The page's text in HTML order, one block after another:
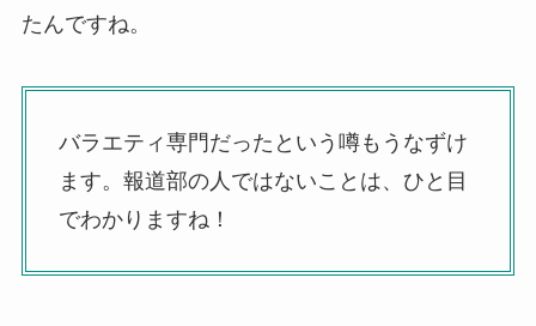
たんですね。
バラエティ専門だったという噂もうなずけ
ます。報道部の人ではないことは、ひと目
でわかりますね！